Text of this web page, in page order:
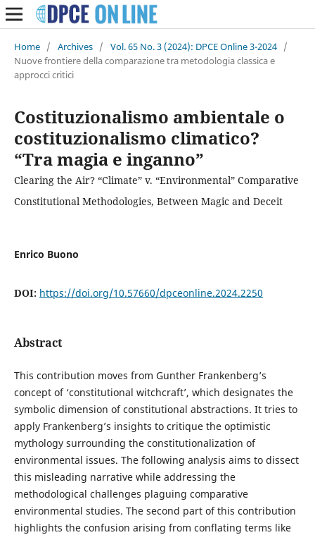
Home / Archives / Vol. 65 No. 3 (2024): DPCE Online 3-2024 /
Nuove frontiere della comparazione tra metodologia classica e
approcci critici
Costituzionalismo ambientale o
costituzionalismo climatico?
“Tra magia e inganno”
Clearing the Air? “Climate” v. “Environmental” Comparative
Constitutional Methodologies, Between Magic and Deceit
Enrico Buono
DOI: https://doi.org/10.57660/dpceonline.2024.2250
Abstract
This contribution moves from Gunther Frankenberg’s
concept of ‘constitutional witchcraft’, which designates the
symbolic dimension of constitutional abstractions. It tries to
apply Frankenberg’s insights to critique the optimistic
mythology surrounding the constitutionalization of
environmental issues. The following analysis aims to dissect
this misleading narrative while addressing the
methodological challenges plaguing comparative
environmental studies. The second part of this contribution
highlights the confusion arising from conflating terms like